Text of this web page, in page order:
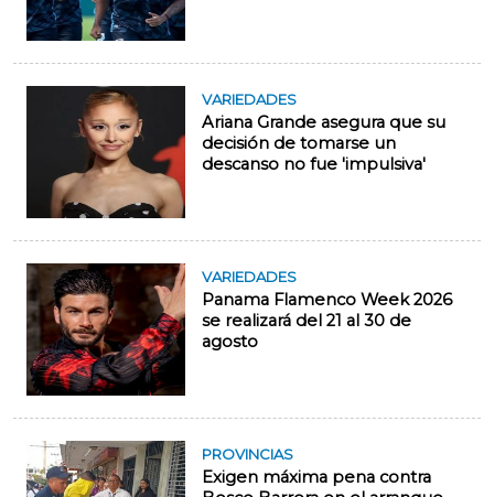
VARIEDADES
Ariana Grande asegura que su
decisión de tomarse un
descanso no fue 'impulsiva'
VARIEDADES
Panama Flamenco Week 2026
se realizará del 21 al 30 de
agosto
PROVINCIAS
Exigen máxima pena contra